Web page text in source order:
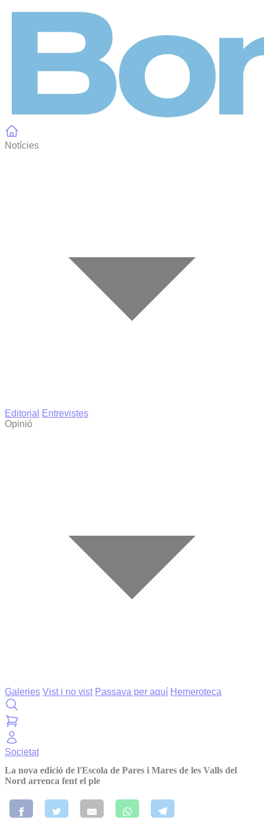
Notícies
Editorial
Entrevistes
Opinió
Galeries Vist i no vist Passava per aquí Hemeroteca
Societat
La nova edició de l'Escola de Pares i Mares de les Valls del
Nord arrenca fent el ple